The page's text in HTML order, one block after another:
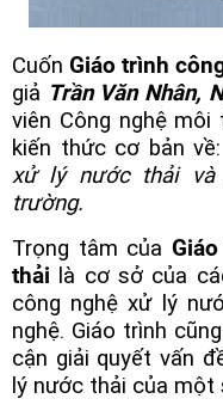
Cuốn Giáo trình
giả Trần Văn Nhân,
viên Công nghệ
kiến thức cơ bản về:
xử lý nước thải và
trường.
Trọng tâm của
thải là cơ sở của
công nghệ xử lý
nghệ. Giáo trình
cận giải quyết vấn
lý nước thải của một